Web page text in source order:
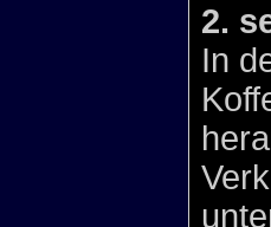
2.
In